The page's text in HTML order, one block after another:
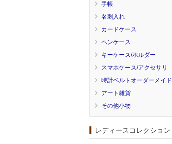
手帳
名刺入れ
カードケース
ペンケース
キーケース/ホルダー
スマホケース/アクセサリ
時計ベルトオーダーメイド
アート雑貨
その他小物
レディースコレクション